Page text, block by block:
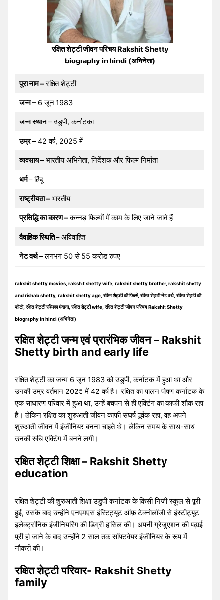
रक्षित शेट्टी जीवन परिचय Rakshit Shetty
biography in hindi (अभिनेता)
पूरा नाम –रक्षित शेट्टी
जन्म– 6 जून 1983
जन्म स्थान– उडुपी, कर्नाटका
उम्र –42 वर्ष, 2025 में
व्यवसाय– भारतीय अभिनेता, निर्देशक और फिल्म निर्माता
धर्म– हिंदू
राष्ट्रीयता –भारतीय
प्रसिद्धि का कारण –कन्नड़ फिल्मों में काम के लिए जाने जाते हैं
वैवाहिक स्थिति –अविवाहित
नेट वर्थ– लगभग 50 से 55 करोड रुपए
rakshit shetty movies, rakshit shetty wife, rakshit shetty brother, rakshit shetty
and rishab shetty, rakshit shetty age, रक्षित शेट्टी की फिल्में, रक्षित शेट्टी नेट वर्थ, रक्षित शेट्टी की
फोटो, रक्षित शेट्टी रश्मिका मंदाना, रक्षित शेट्टी wife, रक्षित शेट्टी जीवन परिचय Rakshit Shetty
biography in hindi (अभिनेता)
रक्षित शेट्टी जन्म एवं प्रारंभिक जीवन – Rakshit
Shetty birth and early life
रक्षित शेट्टी का जन्म 6 जून 1983 को उडुपी, कर्नाटक में हुआ था और
उनकी उम्र वर्तमान 2025 में 42 वर्ष है। रक्षित का पालन पोषण कर्नाटक के
एक साधारण परिवार में हुआ था, उन्हें बचपन से ही एक्टिंग का काफी शौक रहा
है। लेकिन रक्षित का शुरुआती जीवन काफी संघर्ष पूर्वक रहा, वह अपने
शुरुआती जीवन में इंजीनियर बनना चाहते थे। लेकिन समय के साथ-साथ
उनकी रुचि एक्टिंग में बनने लगी।
रक्षित शेट्टी शिक्षा – Rakshit Shetty
education
रक्षित शेट्टी की शुरुआती शिक्षा उडुपी कर्नाटक के किसी निजी स्कूल से पूरी
हुई, उसके बाद उन्होंने एनएमएस इंस्टिट्यूट ऑफ़ टेक्नोलॉजी से इंस्टीट्यूट
इलेक्ट्रॉनिक इंजीनियरिंग की डिग्री हासिल की। अपनी ग्रेजुएशन की पढ़ाई
पूरी हो जाने के बाद उन्होंने 2 साल तक सॉफ्टवेयर इंजीनियर के रूप में
नौकरी की।
रक्षित शेट्टी परिवार- Rakshit Shetty
family